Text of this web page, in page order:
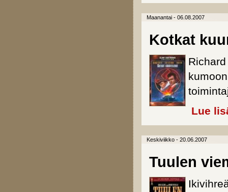
Maanantai - 06.08.2007
Kotkat
Lue
Keskiviikko - 20.06.2007
Tuulen